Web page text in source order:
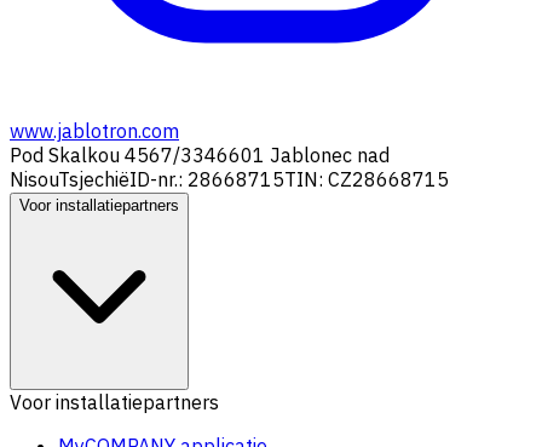
www.jablotron.com
Pod Skalkou 4567/3346601 Jablonec nad
NisouTsjechiëID-nr.: 28668715TIN: CZ28668715
Voor installatiepartners
Voor installatiepartners